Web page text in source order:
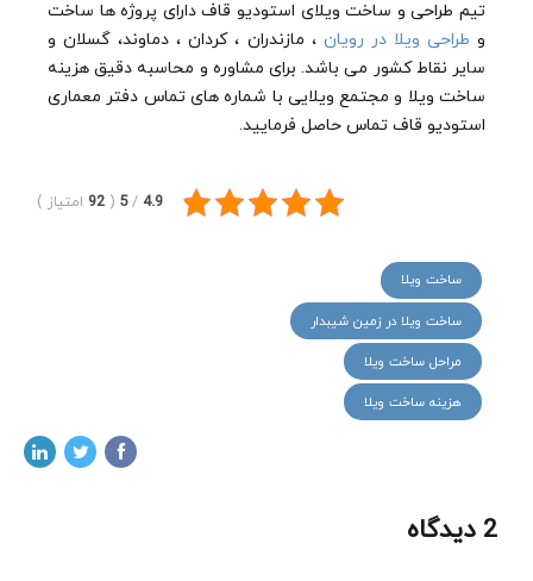
تیم طراحی و ساخت ویلای استودیو قاف دارای پروژه ها ساخت
و طراحی ویلا در رویان ، مازندران ، کردان ، دماوند، گسلان و
سایر نقاط کشور می باشد. برای مشاوره و محاسبه دقیق هزینه
ساخت ویلا و مجتمع ویلایی با شماره های تماس دفتر معماری
استودیو قاف تماس حاصل فرمایید.
4.9
/
5
(
92 امتیاز )
ساخت ویلا
ساخت ویلا در زمین شیبدار
مراحل ساخت ویلا
هزینه ساخت ویلا
2 دیدگاه